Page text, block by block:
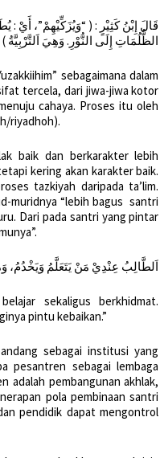
قَالَ إِبْنُ كَثِيْرٍ : ( “وَيُزَكِّيْهِمْ”، أَيْ
الظُّلُمَاتِ إِلَى النُّوْرِ. وَهِيَ اَلتَّرْبِيَّةُ ) .
sebagaimana dalam
tercela, dari jiwa-jiwa kotor
cahaya. Proses itu oleh
riyadhoh).
baik dan berkarakter lebih
kering akan karakter baik.
tazkiyah daripada ta’lim.
muridnya “lebih bagus santri
Dari pada santri yang pintar
اَلطَّالِبُ عِنْدِيْ مَنْ يَتَعَلَّمُ وَيَخْدُمُ،
sekaligus berkhidmat.
pintu kebaikan.”
sebagai institusi yang
pesantren sebagai lembaga
adalah pembangunan akhlak,
pola pembinaan santri
pendidik dapat mengontrol